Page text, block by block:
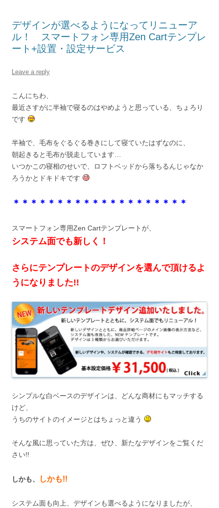
デザインが選べるようになってリニューア
ル！ スマートフォン専用Zen Cartテンプレ
ート+設置・設定サービス
Leave a reply
こんにちわ、
最近さすがに半袖で寝るのはやめようと思っている、ちょろり
です
半袖で、毛布をぐるぐる巻きにして寝ていたはずなのに、
朝起きると毛布が脱走しています…
いつかこの寝相のせいで、ロフトベッドから落ちるんじゃなか
ろうかとドキドキです
＊＊＊＊＊＊＊＊＊＊＊＊＊＊＊＊＊＊＊＊
スマートフォン専用Zen Cartテンプレートが、
システム面でも新しく！
さらにテンプレートのデザインを選んで頂けるよ
うになりました!!
シンプルな白ベースのデザインは、どんな商材にもマッチする
けど、
うちのサイトのイメージとはちょっと違う
そんな風に思っていた方は、ぜひ、新たなデザインをご覧くだ
さい!!
しかも、 しかも!!
システム面も向上、デザインも選べるようになりましたが、